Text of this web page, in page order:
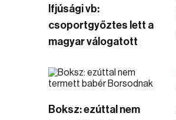
Ifjúsági vb:
csoportgyőztes lett a
magyar válogatott
Boksz: ezúttal nem